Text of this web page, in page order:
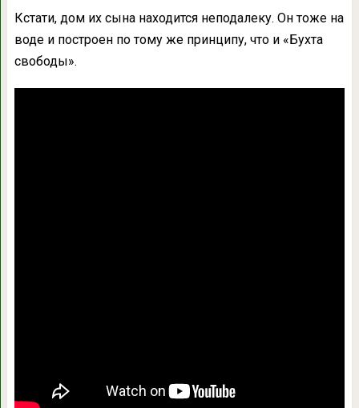
Кстати, дом их сына находится неподалеку. Он тоже на
воде и построен по тому же принципу, что и «Бухта
свободы».